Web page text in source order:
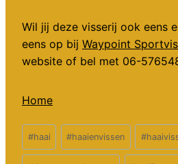
Wil jij deze visserij ook eens
eens op bij Waypoint
website of bel met 06-
Home
Bericht
tags:
#haai #haaienvissen #